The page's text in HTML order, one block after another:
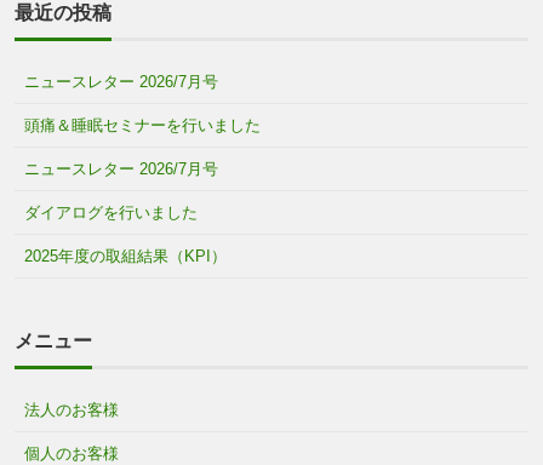
最近の投稿
ニュースレター 2026/7月号
頭痛＆睡眠セミナーを行いました
ニュースレター 2026/7月号
ダイアログを行いました
2025年度の取組結果（KPI）
メニュー
法人のお客様
個人のお客様